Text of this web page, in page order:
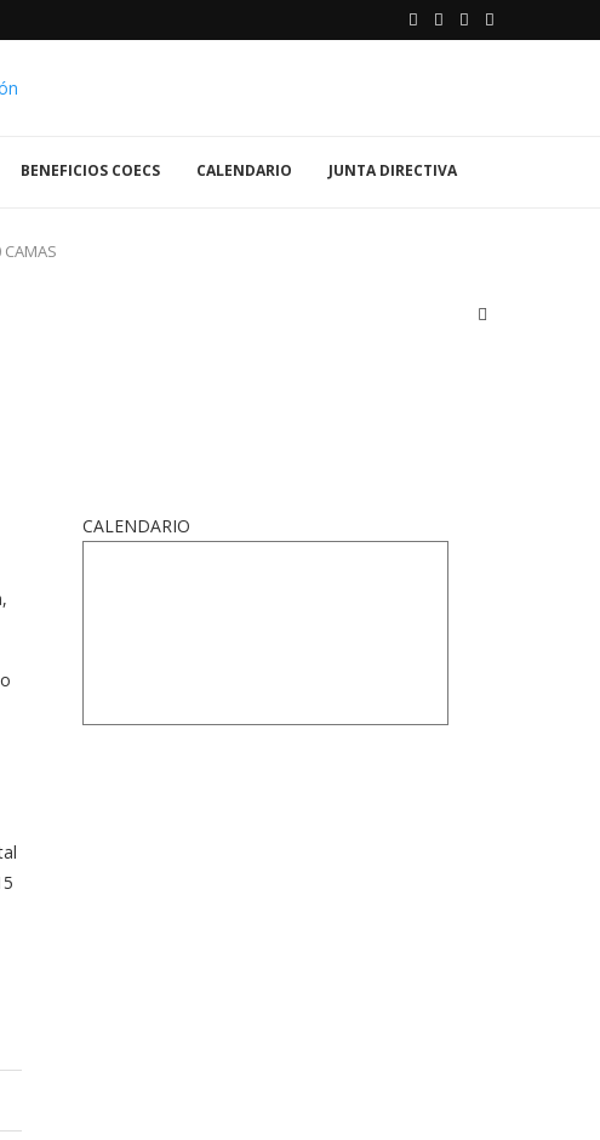
BENEFICIOS COECS CALENDARIO JUNTA DIRECTIVA
CAMAS
CALENDARIO